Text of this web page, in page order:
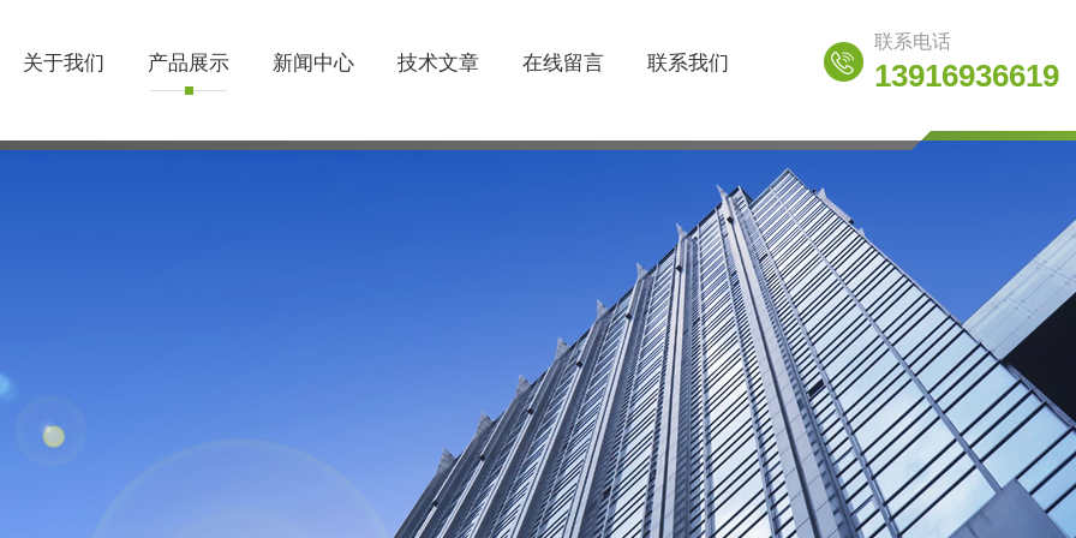
关于我们 产品展示 新闻中心 技术文章 在线留言 联系我们
联系电话
13916936619